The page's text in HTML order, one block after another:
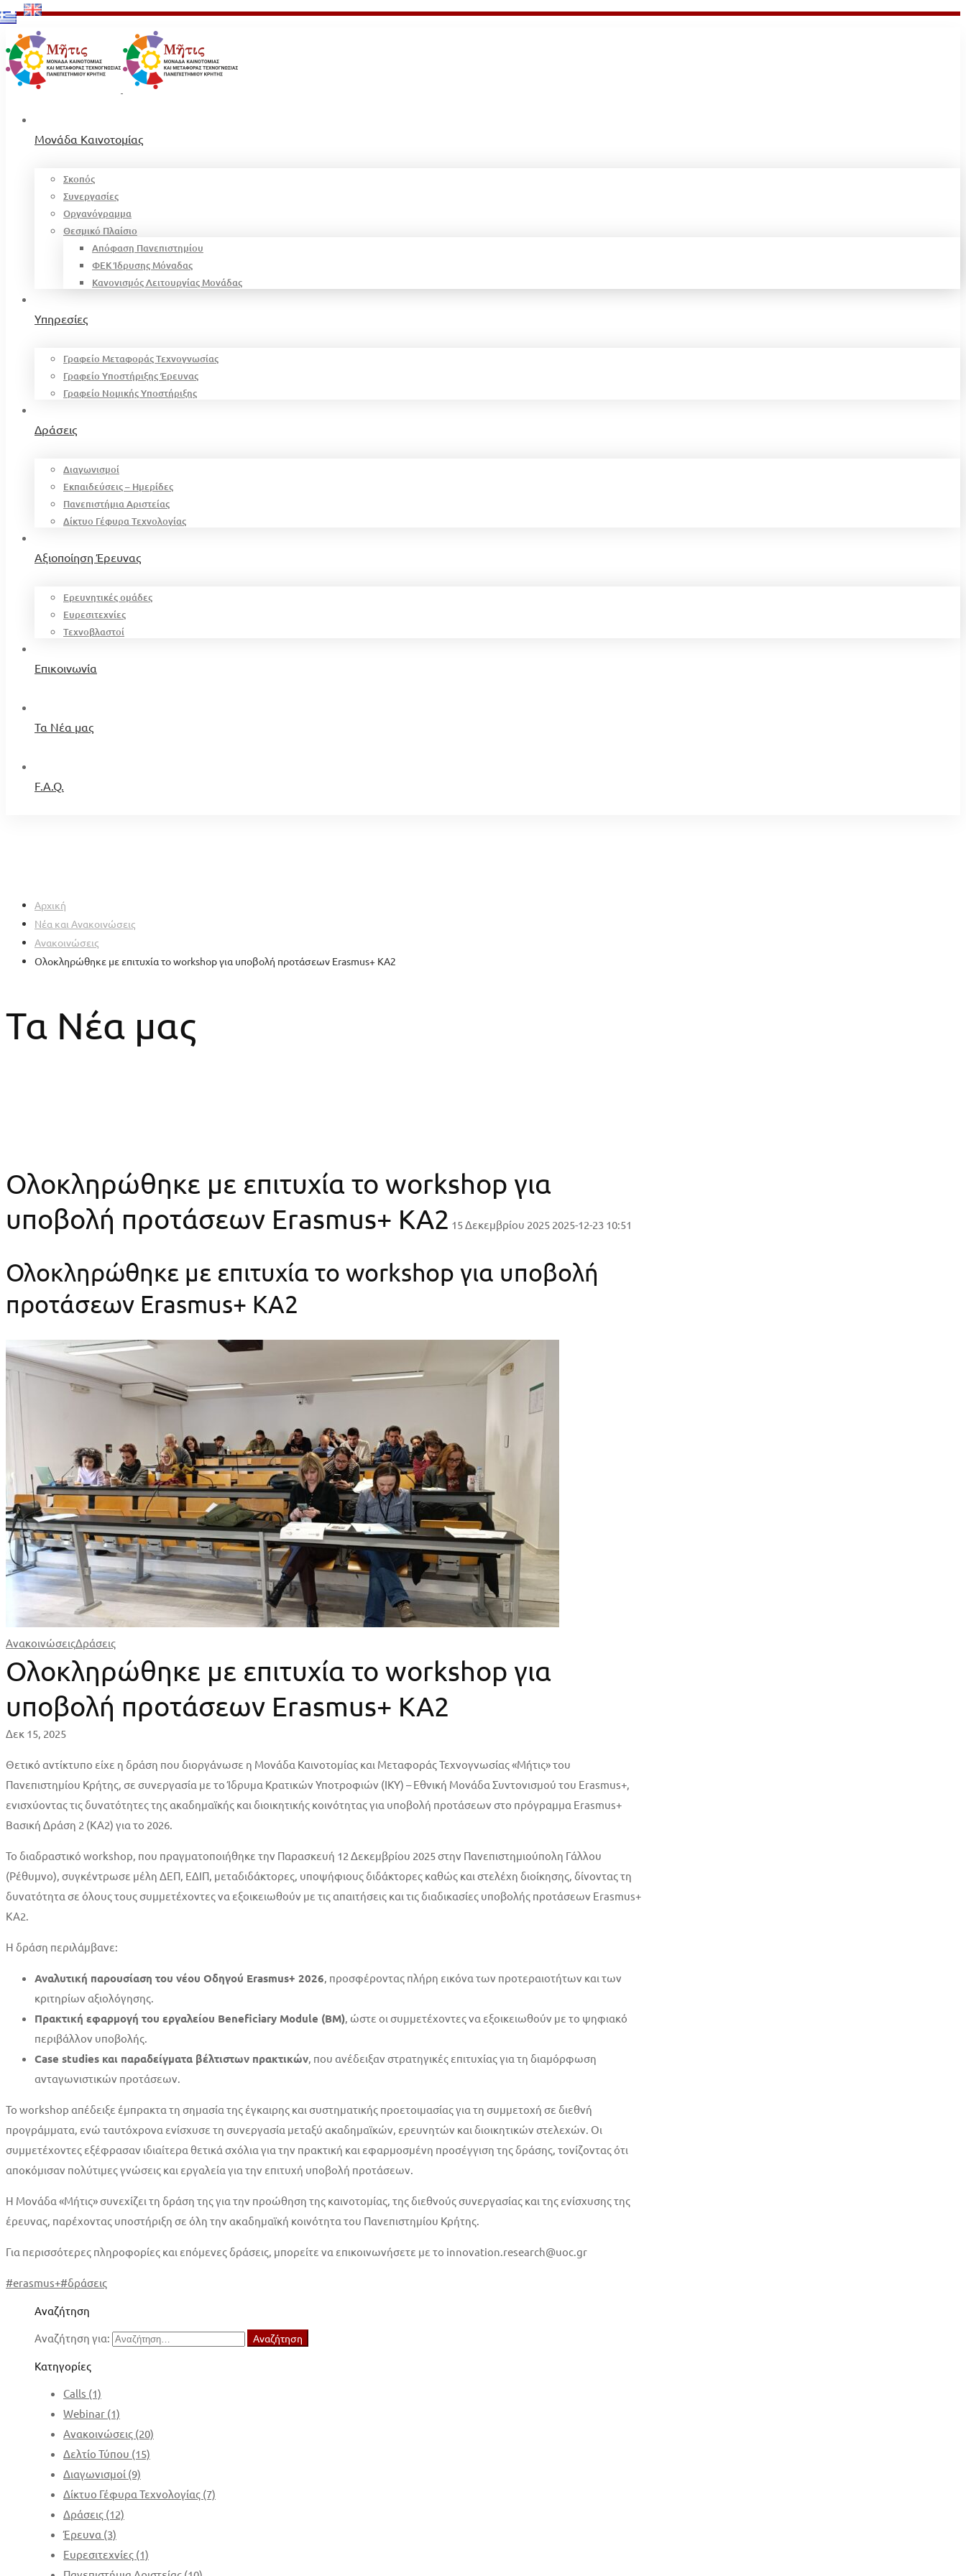
Μονάδα Καινοτομίας
Σκοπός
Συνεργασίες
Οργανόγραμμα
Θεσμικό Πλαίσιο
Απόφαση Πανεπιστημίου
ΦΕΚ Ίδρυσης Μόναδας
Κανονισμός Λειτουργίας Μονάδας
Υπηρεσίες
Γραφείο Μεταφοράς Τεχνογνωσίας
Γραφείο Υποστήριξης Έρευνας
Γραφείο Νομικής Υποστήριξης
Δράσεις
Διαγωνισμοί
Εκπαιδεύσεις – Ημερίδες
Πανεπιστήμια Αριστείας
Δίκτυο Γέφυρα Τεχνολογίας
Αξιοποίηση Έρευνας
Ερευνητικές ομάδες
Ευρεσιτεχνίες
Τεχνοβλαστοί
Επικοινωνία
Τα Νέα μας
F.A.Q.
Αρχική
Νέα και Ανακοινώσεις
Ανακοινώσεις
Ολοκληρώθηκε με επιτυχία το workshop για υποβολή προτάσεων Erasmus+ KA2
Τα Νέα μας
Ολοκληρώθηκε με επιτυχία το workshop για
υποβολή προτάσεων Erasmus+ KA2 15 Δεκεμβρίου 2025 2025-12-23 10:51
Ολοκληρώθηκε με επιτυχία το workshop για υποβολή
προτάσεων Erasmus+ KA2
ΑνακοινώσειςΔράσεις
Ολοκληρώθηκε με επιτυχία το workshop για
υποβολή προτάσεων Erasmus+ KA2
Δεκ 15, 2025
Θετικό αντίκτυπο είχε η δράση που διοργάνωσε η Μονάδα Καινοτομίας και Μεταφοράς Τεχνογνωσίας «Μήτις» του
Πανεπιστημίου Κρήτης, σε συνεργασία με το Ίδρυμα Κρατικών Υποτροφιών (ΙΚΥ) – Εθνική Μονάδα Συντονισμού του Erasmus+,
ενισχύοντας τις δυνατότητες της ακαδημαϊκής και διοικητικής κοινότητας για υποβολή προτάσεων στο πρόγραμμα Erasmus+
Βασική Δράση 2 (ΚΑ2) για το 2026.
Το διαδραστικό workshop, που πραγματοποιήθηκε την Παρασκευή 12 Δεκεμβρίου 2025 στην Πανεπιστημιούπολη Γάλλου
(Ρέθυμνο), συγκέντρωσε μέλη ΔΕΠ, ΕΔΙΠ, μεταδιδάκτορες, υποψήφιους διδάκτορες καθώς και στελέχη διοίκησης, δίνοντας τη
δυνατότητα σε όλους τους συμμετέχοντες να εξοικειωθούν με τις απαιτήσεις και τις διαδικασίες υποβολής προτάσεων Erasmus+
KA2.
Η δράση περιλάμβανε:
Αναλυτική παρουσίαση του νέου Οδηγού Erasmus+ 2026, προσφέροντας πλήρη εικόνα των προτεραιοτήτων και των
κριτηρίων αξιολόγησης.
Πρακτική εφαρμογή του εργαλείου Beneficiary Module (BM), ώστε οι συμμετέχοντες να εξοικειωθούν με το ψηφιακό
περιβάλλον υποβολής.
Case studies και παραδείγματα βέλτιστων πρακτικών, που ανέδειξαν στρατηγικές επιτυχίας για τη διαμόρφωση
ανταγωνιστικών προτάσεων.
Το workshop απέδειξε έμπρακτα τη σημασία της έγκαιρης και συστηματικής προετοιμασίας για τη συμμετοχή σε διεθνή
προγράμματα, ενώ ταυτόχρονα ενίσχυσε τη συνεργασία μεταξύ ακαδημαϊκών, ερευνητών και διοικητικών στελεχών. Οι
συμμετέχοντες εξέφρασαν ιδιαίτερα θετικά σχόλια για την πρακτική και εφαρμοσμένη προσέγγιση της δράσης, τονίζοντας ότι
αποκόμισαν πολύτιμες γνώσεις και εργαλεία για την επιτυχή υποβολή προτάσεων.
Η Μονάδα «Μήτις» συνεχίζει τη δράση της για την προώθηση της καινοτομίας, της διεθνούς συνεργασίας και της ενίσχυσης της
έρευνας, παρέχοντας υποστήριξη σε όλη την ακαδημαϊκή κοινότητα του Πανεπιστημίου Κρήτης.
Για περισσότερες πληροφορίες και επόμενες δράσεις, μπορείτε να επικοινωνήσετε με το innovation.research@uoc.gr
#erasmus+#δράσεις
Αναζήτηση
Αναζήτηση για:
Αναζήτηση
Κατηγορίες
Calls (1)
Webinar (1)
Ανακοινώσεις (20)
Δελτίο Τύπου (15)
Διαγωνισμοί (9)
Δίκτυο Γέφυρα Τεχνολογίας (7)
Δράσεις (12)
Έρευνα (3)
Ευρεσιτεχνίες (1)